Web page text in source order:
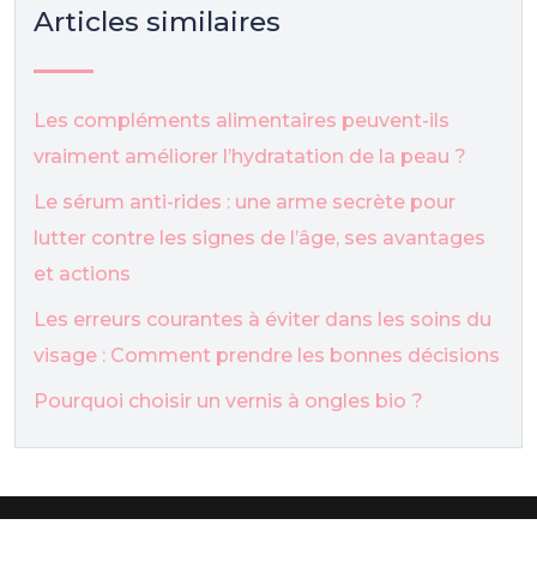
Articles similaires
Les compléments alimentaires peuvent-ils
vraiment améliorer l’hydratation de la peau ?
Le sérum anti-rides : une arme secrète pour
lutter contre les signes de l’âge, ses avantages
et actions
Les erreurs courantes à éviter dans les soins du
visage : Comment prendre les bonnes décisions
Pourquoi choisir un vernis à ongles bio ?